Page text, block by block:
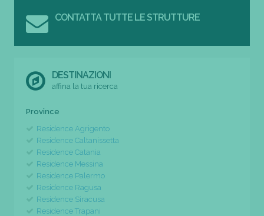
CONTATTA TUTTE LE STRUTTURE
DESTINAZIONI
affina la tua ricerca
Province
Residence Agrigento
Residence Caltanissetta
Residence Catania
Residence Messina
Residence Palermo
Residence Ragusa
Residence Siracusa
Residence Trapani